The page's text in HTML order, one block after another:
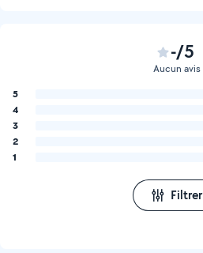
-/5
Aucun avis
5
4
3
2
1
Filtrer